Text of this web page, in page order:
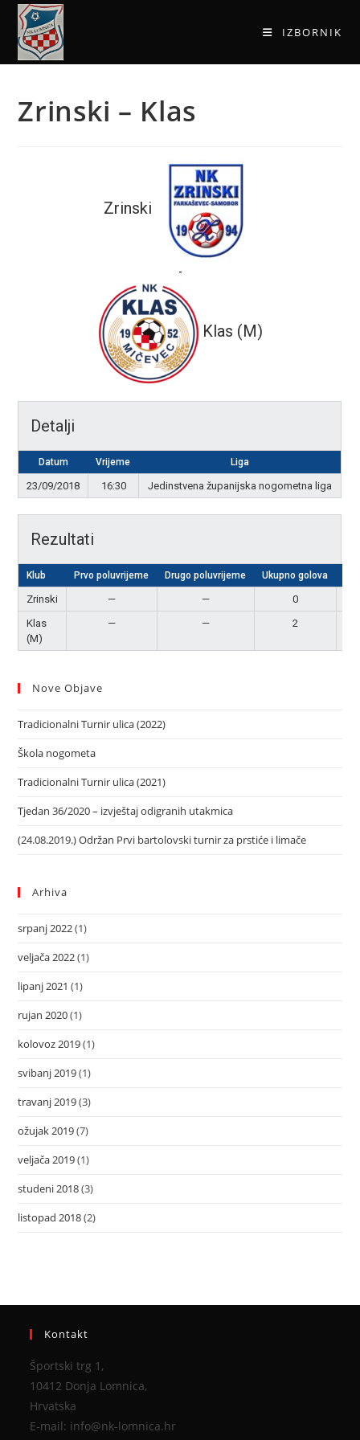
IZBORNIK
Zrinski – Klas
Zrinski
-
Klas (M)
Detalji
Datum Vrijeme Liga
23/09/2018 16:30 Jedinstvena županijska nogometna liga
Rezultati
Klub Prvo poluvrijeme Drugo poluvrijeme Ukupno golova
Zrinski — — 0
Klas
(M)
— — 2
Nove Objave
Tradicionalni Turnir ulica (2022)
Škola nogometa
Tradicionalni Turnir ulica (2021)
Tjedan 36/2020 – izvještaj odigranih utakmica
(24.08.2019.) Održan Prvi bartolovski turnir za prstiće i limače
Arhiva
srpanj 2022(1)
veljača 2022(1)
lipanj 2021 (1)
rujan 2020(1)
kolovoz 2019(1)
svibanj 2019(1)
travanj 2019(3)
ožujak 2019(7)
veljača 2019(1)
studeni 2018(3)
listopad 2018(2)
Kontakt
Športski trg 1,
10412 Donja Lomnica,
Hrvatska
E-mail: info@nk-lomnica.hr